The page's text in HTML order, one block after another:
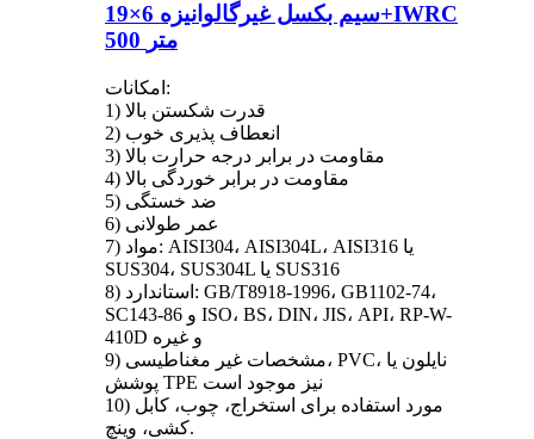
سیم بکسل غیرگالوانیزه 6×19+IWRC
500 متر
امکانات:
1) قدرت شکستن بالا
2) انعطاف پذیری خوب
3) مقاومت در برابر درجه حرارت بالا
4) مقاومت در برابر خوردگی بالا
5) ضد خستگی
6) عمر طولانی
7) مواد: AISI304، AISI304L، AISI316 یا
SUS304، SUS304L یا SUS316
8) استاندارد: GB/T8918-1996، GB1102-74،
SC143-86 و ISO، BS، DIN، JIS، API، RP-W-
410D و غیره
9) مشخصات غیر مغناطیسی، PVC، نایلون یا
پوشش TPE نیز موجود است
10) مورد استفاده برای استخراج، چوب، کابل
کشی، وینچ.